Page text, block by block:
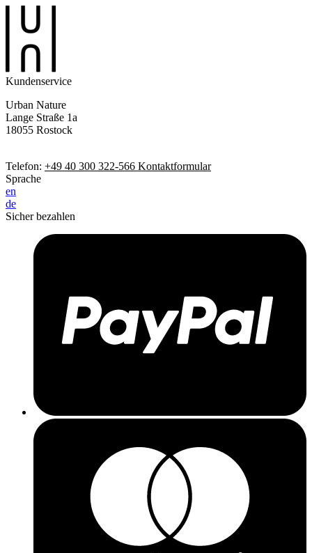
Kundenservice
Urban Nature
Lange Straße 1a
18055 Rostock
Telefon: +49 40 300 322-566 Kontaktformular
Sprache
en
de
Sicher bezahlen